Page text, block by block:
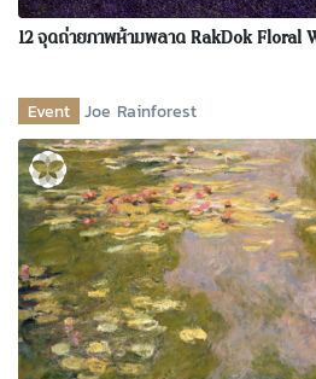
12 จุดถ่ายภาพห้ามพลาด RakDok Floral
Event Joe Rainforest